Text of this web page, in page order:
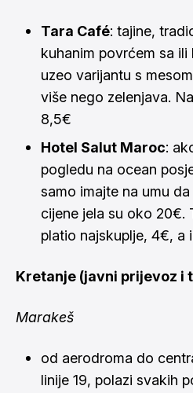
Tara Café: tajine,
kuhanim povrćem sa ili
uzeo varijantu s
više nego zelenjava.
8,5€
Hotel Salut Maroc:
pogledu na ocean
samo imajte na umu
cijene jela su oko 20€.
platio najskuplje, 4€, a
Kretanje (javni prijevoz i
Marakeš
od aerodroma do
linije 19, polazi svakih